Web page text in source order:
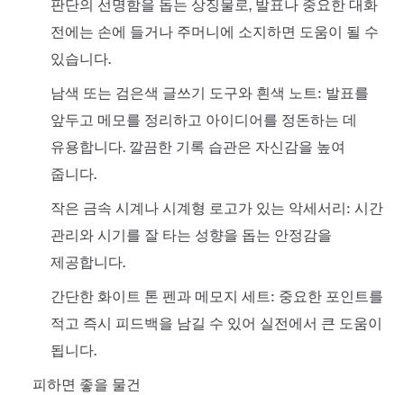
판단의 선명함을 돕는 상징물로, 발표나 중요한 대화
전에는 손에 들거나 주머니에 소지하면 도움이 될 수
있습니다.
남색 또는 검은색 글쓰기 도구와 흰색 노트: 발표를
앞두고 메모를 정리하고 아이디어를 정돈하는 데
유용합니다. 깔끔한 기록 습관은 자신감을 높여
줍니다.
작은 금속 시계나 시계형 로고가 있는 악세서리: 시간
관리와 시기를 잘 타는 성향을 돕는 안정감을
제공합니다.
간단한 화이트 톤 펜과 메모지 세트: 중요한 포인트를
적고 즉시 피드백을 남길 수 있어 실전에서 큰 도움이
됩니다.
피하면 좋을 물건